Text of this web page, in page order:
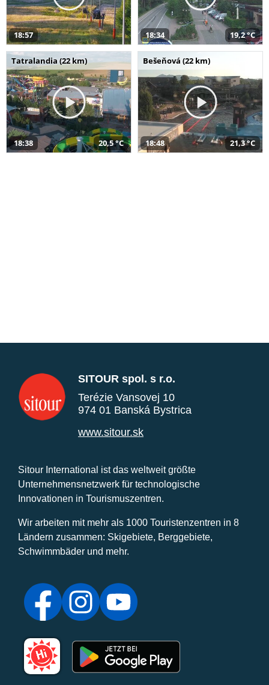
18:57 18:34 19,2 °C
Tatralandia (22 km)
18:38 20,5 °C
Bešeňová (22 km)
18:48 21,3 °C
SITOUR spol. s r.o.
Terézie Vansovej 10
974 01 Banská Bystrica
www.sitour.sk
Sitour International ist das weltweit größte
Unternehmensnetzwerk für technologische
Innovationen in Tourismuszentren.
Wir arbeiten mit mehr als 1000 Touristenzentren in 8
Ländern zusammen: Skigebiete, Berggebiete,
Schwimmbäder und mehr.